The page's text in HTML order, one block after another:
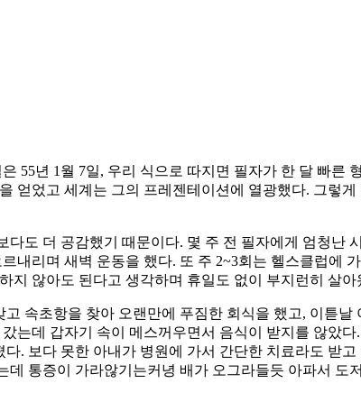
55년 1월 7일, 우리 식으로 따지면 필자가 한 달 빠른
었고 세계는 그의 프레젠테이션에 열광했다. 그렇게
도 더 공감했기 때문이다. 몇 주 전 필자에게 엄청난
리며 새벽 운동을 했다. 또 주 2~3회는 헬스클럽에
지 않아도 된다고 생각하며 휴일도 없이 부지런히 살아
속초항을 찾아 오랜만에 푸짐한 회식을 했고, 이튿
는데 갑자기 속이 메스꺼우면서 음식이 받지를 않았
. 보다 못한 아내가 병원에 가서 간단한 치료라도 받
통증이 가라않기는커녕 배가 오그라들듯 아파서 도